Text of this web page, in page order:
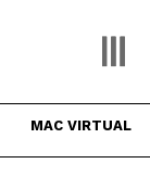
MAC VIRTUAL